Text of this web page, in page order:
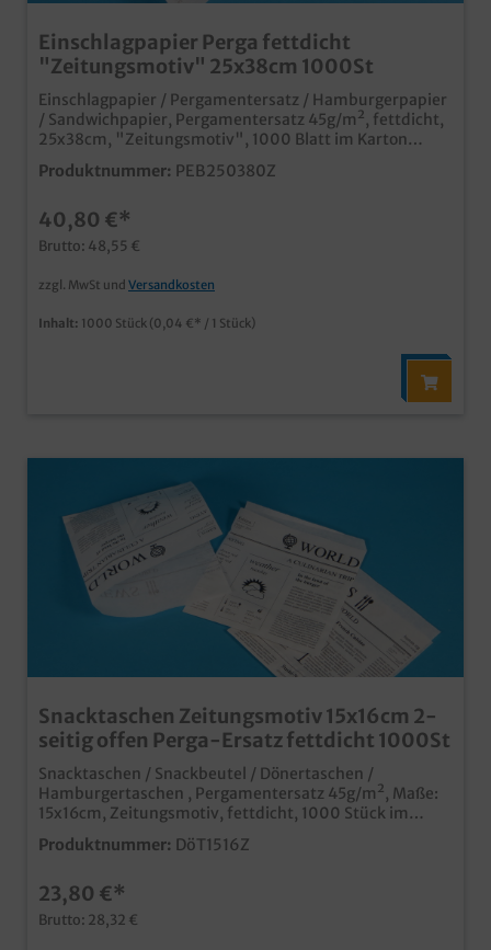
Einschlagpapier Perga fettdicht
"Zeitungsmotiv" 25x38cm 1000St
Einschlagpapier / Pergamentersatz / Hamburgerpapier
/ Sandwichpapier, Pergamentersatz 45g/m², fettdicht,
25x38cm, "Zeitungsmotiv", 1000 Blatt im Karton
praktisches fettdichtes Einschlagpapier im beliebten
Zeitungdesign ideal für das Einwickeln fettiger Snacks,
lebensmittelecht, kein Vergleich zu einer einfachen
Zeitungumweltfreundlich ohne zusätzliche
Kunststofffolie o.ä.
Produktnummer: PEB250380Z
40,80 €*
Brutto: 48,55 €
zzgl. MwSt und Versandkosten
Inhalt: 1000 Stück (0,04 €* / 1 Stück)
Snacktaschen Zeitungsmotiv 15x16cm 2-
seitig offen Perga-Ersatz fettdicht 1000St
Snacktaschen / Snackbeutel / Dönertaschen /
Hamburgertaschen , Pergamentersatz 45g/m², Maße:
15x16cm, Zeitungsmotiv, fettdicht, 1000 Stück im
Karton praktische Anfass- und Servierhilfe für Burger,
Sandwiches, Döner, Gyros, Fladenbrot, usw. modernes
Lieferservice fett- und feuchtigkeitsabweisendes
Pergamentersatz Papier individuell bedruckbar bereits
ab 50.000 Stück, auch in anderen Abmessungen
Produktnummer: DöT1516Z
23,80 €*
Brutto: 28,32 €